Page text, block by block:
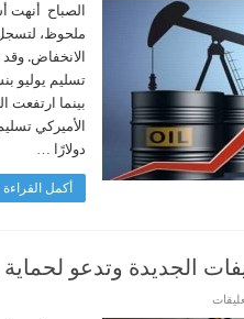
يرتفع
وبرنت
تسليم
65.41
دولارًا
للبرميل
مغلقة
الصباح أنهت
ملحوظ، لتسجل
الانخفاض.
بينما ارتفعت
دولارًا …
أكمل
الجديدة وتدعو لحماية